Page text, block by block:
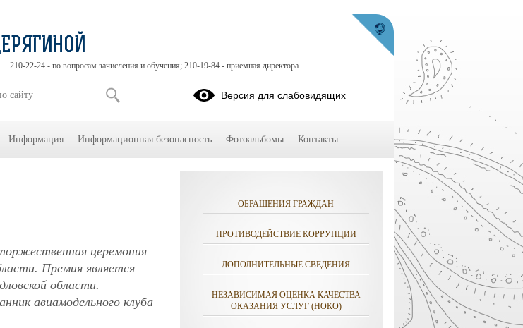
церемония
Премия является
области.
авиамодельного клуба
ОБРАЩЕНИЯ ГРАЖДАН
ПРОТИВОДЕЙСТВИЕ КОРРУПЦИИ
ДОПОЛНИТЕЛЬНЫЕ СВЕДЕНИЯ
НЕЗАВИСИМАЯ ОЦЕНКА КАЧЕСТВА
ОКАЗАНИЯ УСЛУГ (НОКО)
210-22-24 - по вопросам зачисления и обучения; 210-19-84 - приемная директора
Версия для слабовидящих
Информация Информационная безопасность Фотоальбомы Контакты